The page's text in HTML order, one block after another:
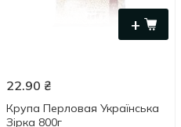
+
22.90 ₴
Крупа Перловая Українська
Зірка 800г